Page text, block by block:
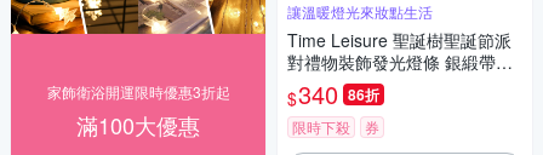
家飾衛浴開運限時優惠3折起
滿100大優惠
讓溫暖燈光來妝點生活
Time Leisure 聖誕樹聖誕節派
對禮物裝飾發光燈條 銀緞帶暖
光/5M
$340 86折
限時下殺 券